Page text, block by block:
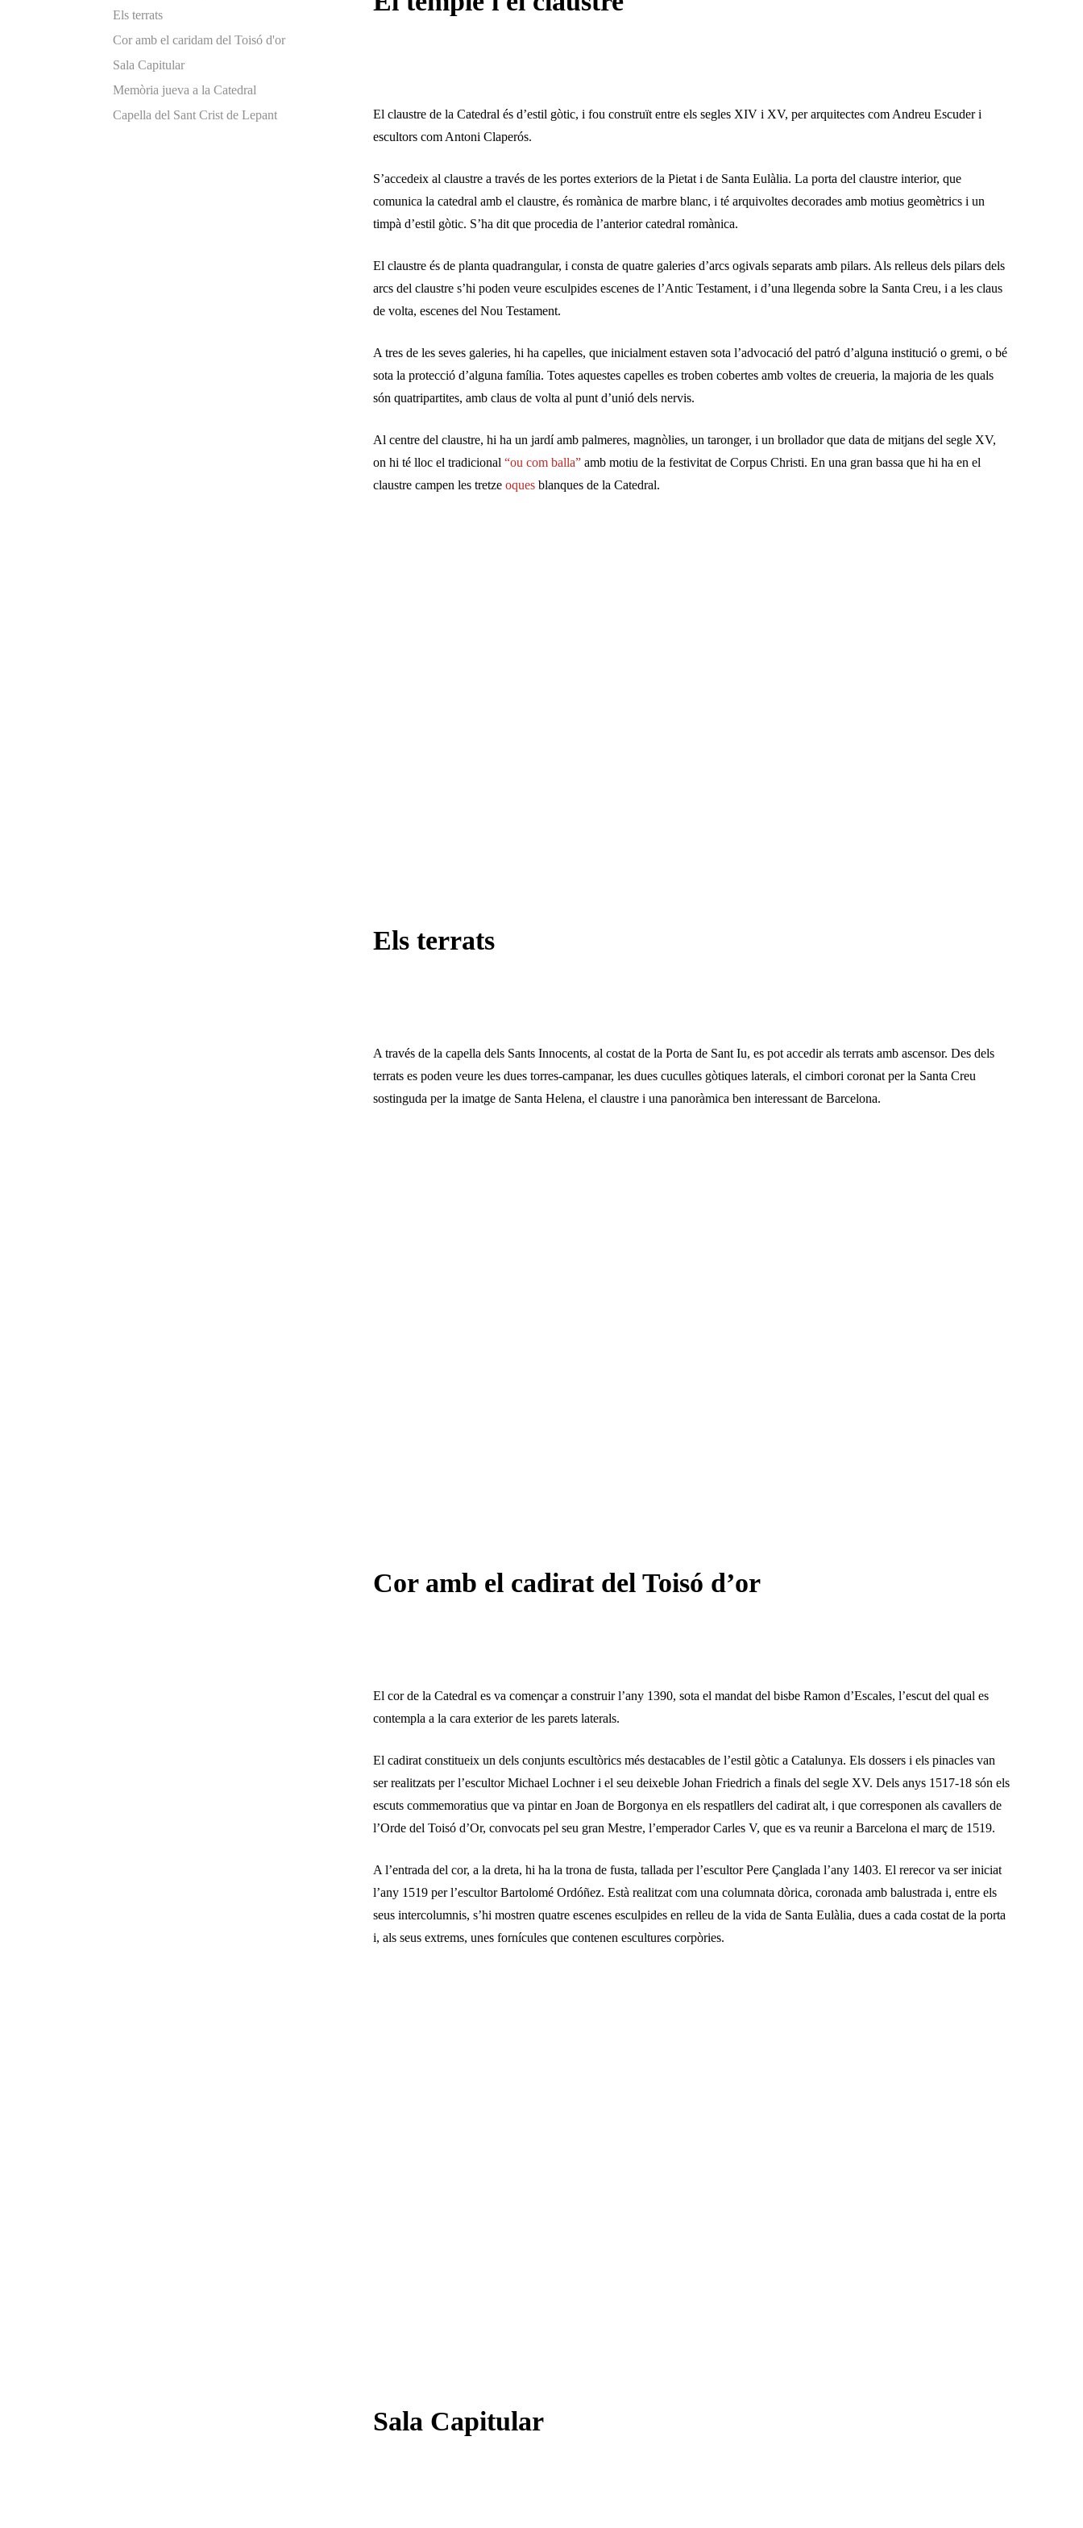
Els terrats
Cor amb el caridam del Toisó d'or
Sala Capitular
Memòria jueva a la Catedral
Capella del Sant Crist de Lepant
El claustre de la Catedral és d’estil gòtic, i fou construït entre els segles XIV i XV, per arquitectes com Andreu Escuder i
escultors com Antoni Claperós.
S’accedeix al claustre a través de les portes exteriors de la Pietat i de Santa Eulàlia. La porta del claustre interior, que
comunica la catedral amb el claustre, és romànica de marbre blanc, i té arquivoltes decorades amb motius geomètrics i un
timpà d’estil gòtic. S’ha dit que procedia de l’anterior catedral romànica.
El claustre és de planta quadrangular, i consta de quatre galeries d’arcs ogivals separats amb pilars. Als relleus dels pilars dels
arcs del claustre s’hi poden veure esculpides escenes de l’Antic Testament, i d’una llegenda sobre la Santa Creu, i a les claus
de volta, escenes del Nou Testament.
A tres de les seves galeries, hi ha capelles, que inicialment estaven sota l’advocació del patró d’alguna institució o gremi, o bé
sota la protecció d’alguna família. Totes aquestes capelles es troben cobertes amb voltes de creueria, la majoria de les quals
són quatripartites, amb claus de volta al punt d’unió dels nervis.
Al centre del claustre, hi ha un jardí amb palmeres, magnòlies, un taronger, i un brollador que data de mitjans del segle XV,
on hi té lloc el tradicional “ou com balla”amb motiu de la festivitat de Corpus Christi. En una gran bassa que hi ha en el
claustre campen les tretze oquesblanques de la Catedral.
Els terrats
A través de la capella dels Sants Innocents, al costat de la Porta de Sant Iu, es pot accedir als terrats amb ascensor. Des dels
terrats es poden veure les dues torres-campanar, les dues cuculles gòtiques laterals, el cimbori coronat per la Santa Creu
sostinguda per la imatge de Santa Helena, el claustre i una panoràmica ben interessant de Barcelona.
Cor amb el cadirat del Toisó d’or
El cor de la Catedral es va començar a construir l’any 1390, sota el mandat del bisbe Ramon d’Escales, l’escut del qual es
contempla a la cara exterior de les parets laterals.
El cadirat constitueix un dels conjunts escultòrics més destacables de l’estil gòtic a Catalunya. Els dossers i els pinacles van
ser realitzats per l’escultor Michael Lochner i el seu deixeble Johan Friedrich a finals del segle XV. Dels anys 1517-18 són els
escuts commemoratius que va pintar en Joan de Borgonya en els respatllers del cadirat alt, i que corresponen als cavallers de
l’Orde del Toisó d’Or, convocats pel seu gran Mestre, l’emperador Carles V, que es va reunir a Barcelona el març de 1519.
A l’entrada del cor, a la dreta, hi ha la trona de fusta, tallada per l’escultor Pere Çanglada l’any 1403. El rerecor va ser iniciat
l’any 1519 per l’escultor Bartolomé Ordóñez. Està realitzat com una columnata dòrica, coronada amb balustrada i, entre els
seus intercolumnis, s’hi mostren quatre escenes esculpides en relleu de la vida de Santa Eulàlia, dues a cada costat de la porta
i, als seus extrems, unes fornícules que contenen escultures corpòries.
Sala Capitular